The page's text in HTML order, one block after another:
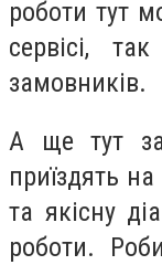
роботи тут
сервісі,
замовників.
А ще тут
приїздять
та якісну
роботи.